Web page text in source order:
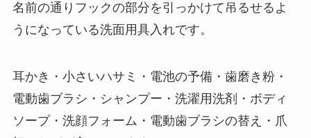
名前の通りフックの部分を引っかけて吊るせるよ
うになっている洗面用具入れです。
耳かき・小さいハサミ・電池の予備・歯磨き粉・
電動歯ブラシ・シャンプー・洗濯用洗剤・ボディ
ソープ・洗顔フォーム・電動歯ブラシの替え・爪